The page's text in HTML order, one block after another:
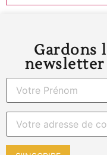
Gardons
newsletter